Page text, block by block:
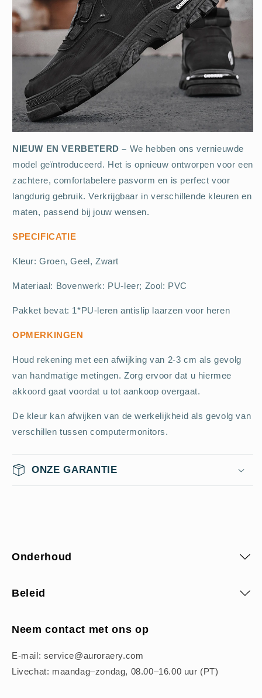
NIEUW EN VERBETERD – We hebben ons vernieuwde
model geïntroduceerd. Het is opnieuw ontworpen voor een
zachtere, comfortabelere pasvorm en is perfect voor
langdurig gebruik. Verkrijgbaar in verschillende kleuren en
maten, passend bij jouw wensen.
SPECIFICATIE
Kleur: Groen, Geel, Zwart
Materiaal: Bovenwerk: PU-leer; Zool: PVC
Pakket bevat: 1*PU-leren antislip laarzen voor heren
OPMERKINGEN
Houd rekening met een afwijking van 2-3 cm als gevolg
van handmatige metingen. Zorg ervoor dat u hiermee
akkoord gaat voordat u tot aankoop overgaat.
De kleur kan afwijken van de werkelijkheid als gevolg van
verschillen tussen computermonitors.
ONZE GARANTIE
Onderhoud
Beleid
Neem contact met ons op
E-mail: service@auroraery.com
Livechat: maandag–zondag, 08.00–16.00 uur (PT)